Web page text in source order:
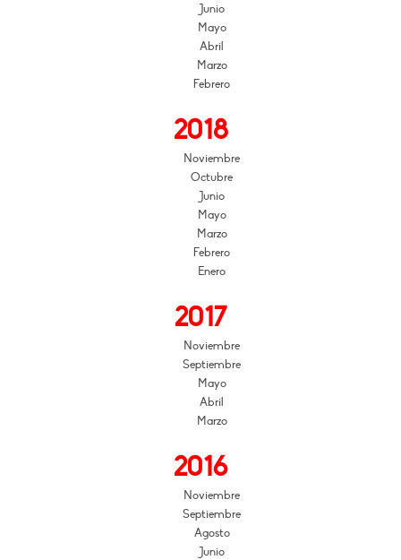
Junio
Mayo
Abril
Marzo
Febrero
2018
Noviembre
Octubre
Junio
Mayo
Marzo
Febrero
Enero
2017
Noviembre
Septiembre
Mayo
Abril
Marzo
2016
Noviembre
Septiembre
Agosto
Junio